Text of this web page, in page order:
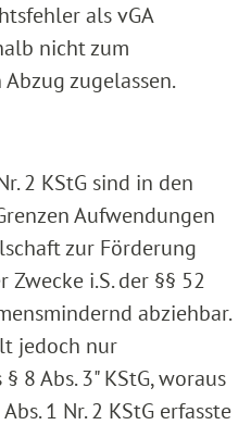
als vGA
nicht zum
zugelassen.
2 KStG sind in den
Aufwendungen
zur Förderung
i.S. der §§ 52
abziehbar.
jedoch nur
8 Abs. 3" KStG, woraus
1 Nr. 2 KStG erfasste